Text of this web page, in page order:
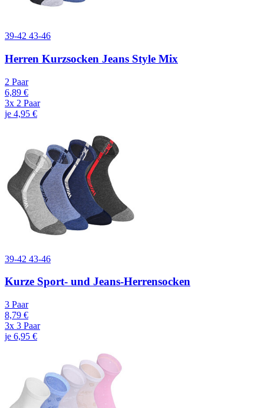
39-42 43-46
Herren Kurzsocken Jeans Style Mix
2 Paar
6,89 €
3x 2 Paar
je 4,95 €
39-42 43-46
Kurze Sport- und Jeans-Herrensocken
3 Paar
8,79 €
3x 3 Paar
je 6,95 €